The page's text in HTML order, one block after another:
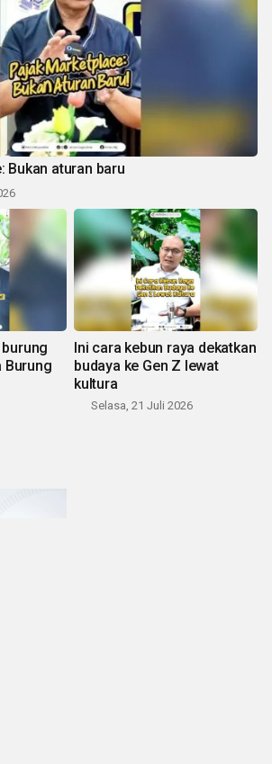
Bukan aturan baru
Burung
Ini cara kebun raya dekatkan
budaya ke Gen Z lewat
kultura
Selasa, 21 Juli 2026